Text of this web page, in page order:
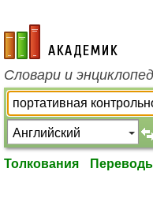
academic.ru
Словари и
Толкования